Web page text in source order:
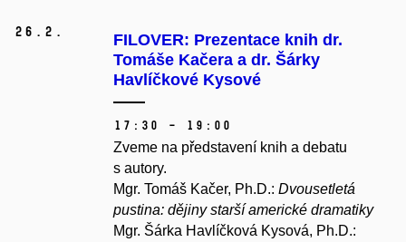
26. 2.
FILOVER: Prezentace knih dr.
Tomáše Kačera a dr. Šárky
Havlíčkové Kysové
17:30 – 19:00
Zveme na představení knih a debatu
s autory.
Mgr. Tomáš Kačer, Ph.D.: Dvousetletá
pustina: dějiny starší americké dramatiky
Mgr. Šárka Havlíčková Kysová, Ph.D.: